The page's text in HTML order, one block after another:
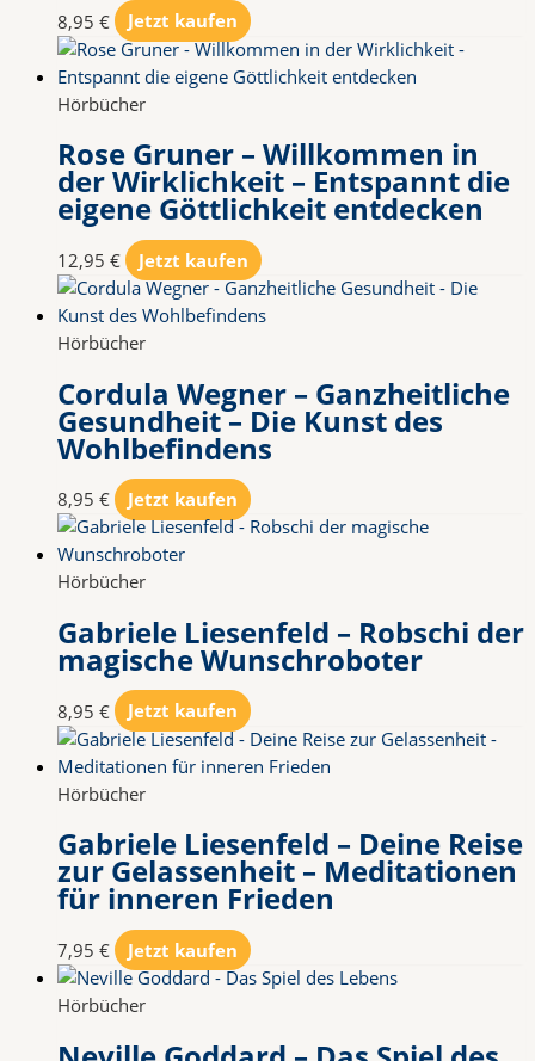
8,95 € Jetzt kaufen
Hörbücher
Rose Gruner – Willkommen in
der Wirklichkeit – Entspannt die
eigene Göttlichkeit entdecken
12,95 € Jetzt kaufen
Hörbücher
Cordula Wegner – Ganzheitliche
Gesundheit – Die Kunst des
Wohlbefindens
8,95 € Jetzt kaufen
Hörbücher
Gabriele Liesenfeld – Robschi der
magische Wunschroboter
8,95 € Jetzt kaufen
Hörbücher
Gabriele Liesenfeld – Deine Reise
zur Gelassenheit – Meditationen
für inneren Frieden
7,95 € Jetzt kaufen
Hörbücher